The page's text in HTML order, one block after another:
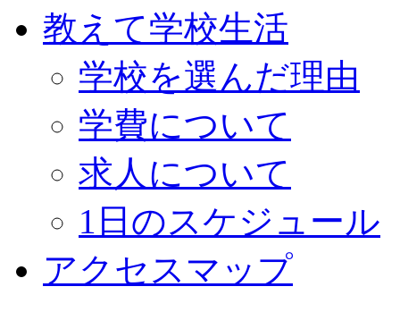
教えて学校生活
学校を選んだ理由
学費について
求人について
1日のスケジュール
アクセスマップ